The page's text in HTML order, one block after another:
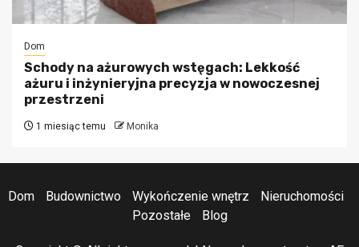
Dom
Schody na ażurowych wstęgach: Lekkość
ażuru i inżynieryjna precyzja w nowoczesnej
przestrzeni
1 miesiąc temu Monika
Dom Budownictwo Wykończenie wnętrz
Nieruchomości
Pozostałe
Blog